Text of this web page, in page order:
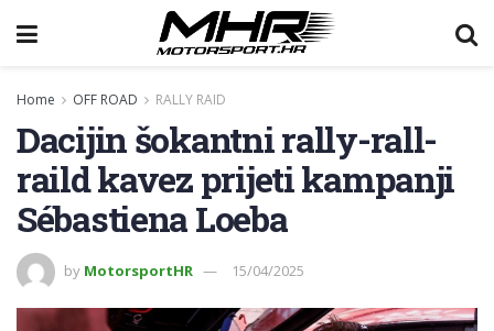
Home OFF ROAD RALLY RAID
Dacijin šokantni rally-rall-
raild kavez prijeti kampanji
Sébastiena Loeba
by MotorsportHR 15/04/2025